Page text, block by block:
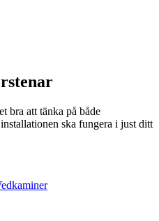
bra att tänka på både
ska fungera i just ditt